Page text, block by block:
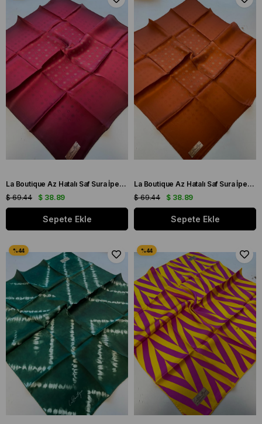
La Boutique Az Hatalı Saf Sura İpek Eşarp Fuşya Logo Desen
$ 38.89
$ 69.44
Sepete Ekle
La Boutique Az Hatalı Saf Sura İpek Eşarp Kiremit Logo Desen
$ 38.89
$ 69.44
Sepete Ekle